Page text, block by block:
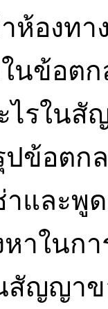
ห้องทา
นข้อต
ไรใน
ปข้อต
าและพู
าในก
สัญญา